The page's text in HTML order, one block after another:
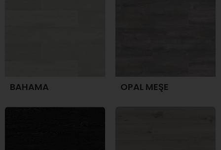
BAHAMA OPAL MEŞE